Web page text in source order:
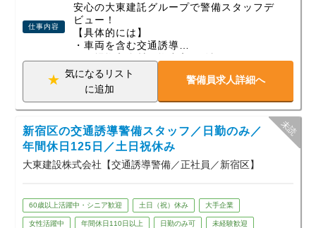
仕事内容
安心の大東建託グループで警備スタッフデ
ビュー！
【具体的には】
・車両を含む交通誘導
・近隣住人への対応 などの工場現場での
警備業務です。
【働きやすい環境】
１）正社員雇用のため天候によって給与が
左右されません。
２）年単位での案件に携わるため現場固定
で出勤先が日々変わったりしません。
３）年間休日125日あるのでプライベート
気になるリスト
に追加
警備員求人詳細へ
新宿区の交通誘導警備スタッフ／日勤のみ／
年間休日125日／土日祝休み
大東建設株式会社【交通誘導警備／正社員／新宿区】
60歳以上活躍中・シニア歓迎 土日（祝）休み 大手企業
女性活躍中 年間休日110日以上 日勤のみ可 未経験歓迎